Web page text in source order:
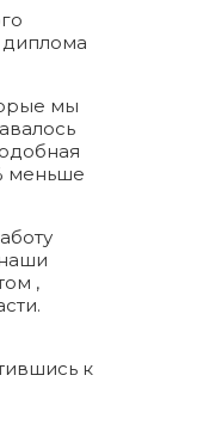
мы
меньше
,
к